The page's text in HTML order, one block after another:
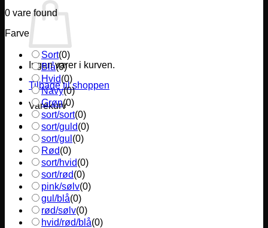
Ingen varer i kurven.
Tilbage til shoppen
Varekurv
0 vare found
Farve
Sort(0)
Blå(0)
Hvid(0)
Navy(0)
Grøn(0)
sort/sort(0)
sort/guld(0)
sort/gul (0)
Rød(0)
sort/hvid(0)
sort/rød(0)
pink/sølv(0)
gul/blå(0)
rød/sølv(0)
hvid/rød/blå(0)